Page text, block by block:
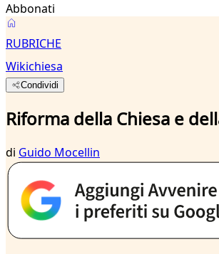
Abbonati
RUBRICHE
Wikichiesa
Condividi
Riforma della Chiesa e
di Guido Mocellin